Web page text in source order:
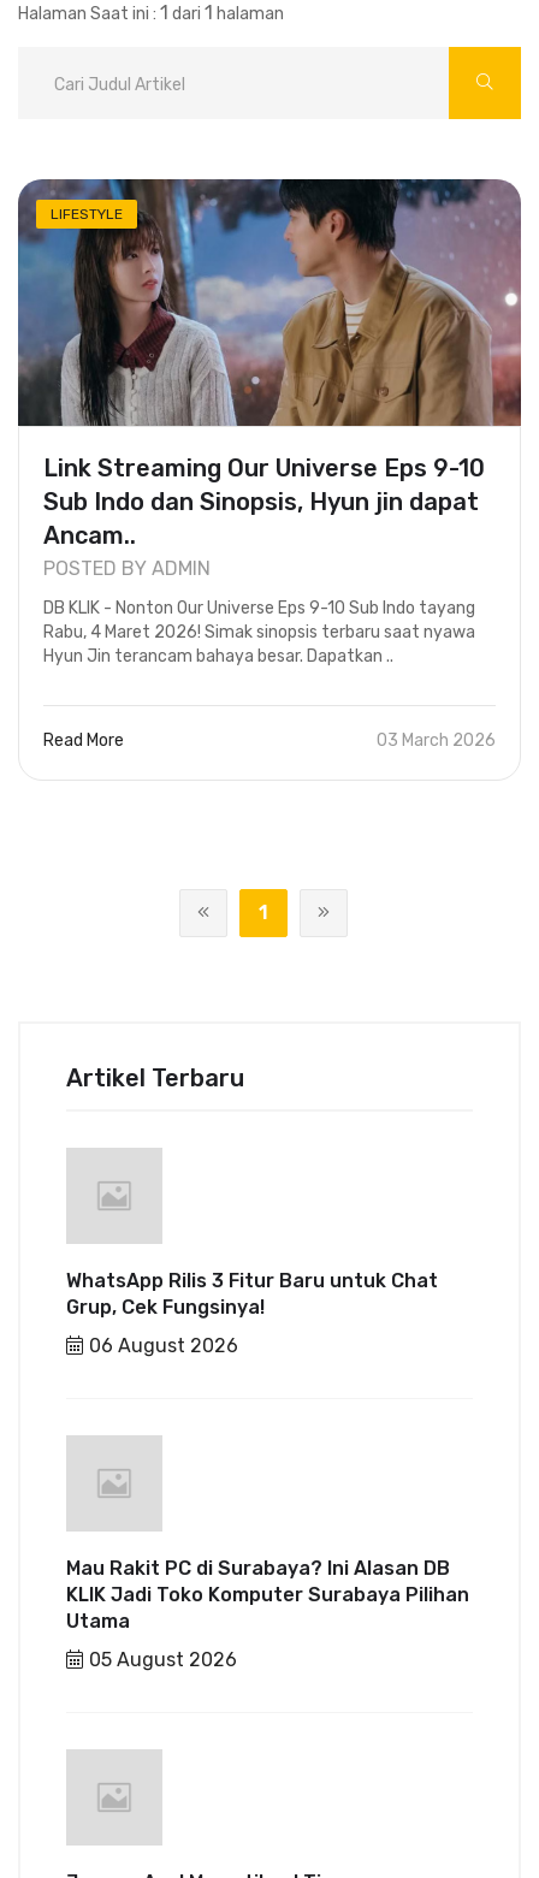
Halaman Saat ini : 1 dari 1 halaman
LIFESTYLE
Link Streaming Our Universe Eps 9-10
Sub Indo dan Sinopsis, Hyun jin dapat
Ancam..
POSTED BY ADMIN
DB KLIK - Nonton Our Universe Eps 9-10 Sub Indo tayang
Rabu, 4 Maret 2026! Simak sinopsis terbaru saat nyawa
Hyun Jin terancam bahaya besar. Dapatkan ..
Read More 03 March 2026
1
Artikel Terbaru
WhatsApp Rilis 3 Fitur Baru untuk Chat
Grup, Cek Fungsinya!
06 August 2026
Mau Rakit PC di Surabaya? Ini Alasan DB
KLIK Jadi Toko Komputer Surabaya Pilihan
Utama
05 August 2026